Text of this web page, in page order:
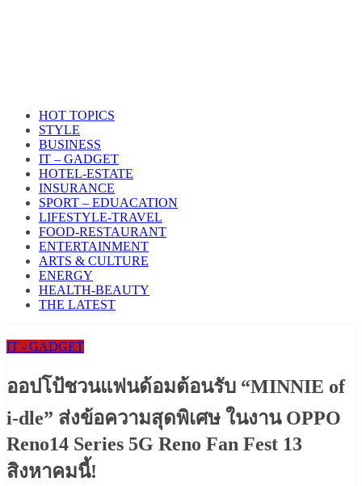
HOT TOPICS
STYLE
BUSINESS
IT – GADGET
HOTEL-ESTATE
INSURANCE
SPORT – EDUACATION
LIFESTYLE​-TRAVEL​
FOOD-RESTAURANT
ENTERTAINMENT
ARTS & CULTURE
ENERGY
HEALTH​-BEAUTY
THE LATEST
IT - GADGET
ออปโป้ชวนแฟนด้อมต้อนรับ “MINNIE of
i-dle” ส่งข้อความสุดพิเศษ ในงาน OPPO
Reno14 Series 5G Reno Fan Fest 13
สิงหาคมนี้!